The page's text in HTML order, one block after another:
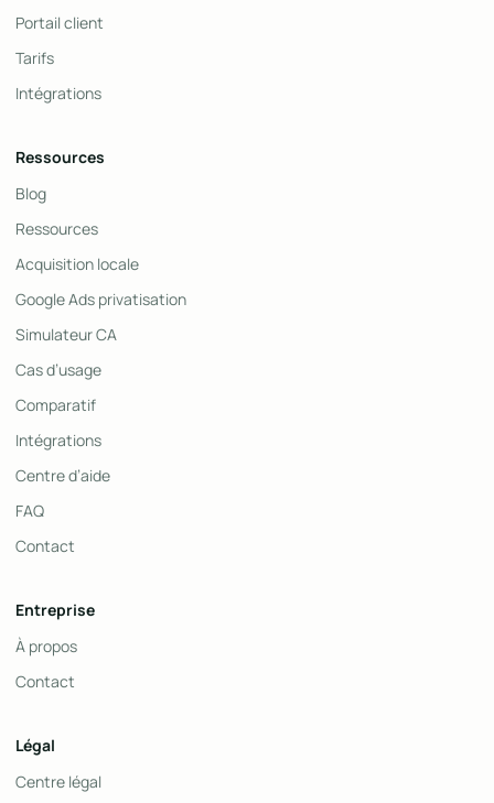
Portail client
Tarifs
Intégrations
Ressources
Blog
Ressources
Acquisition locale
Google Ads privatisation
Simulateur CA
Cas d’usage
Comparatif
Intégrations
Centre d’aide
FAQ
Contact
Entreprise
À propos
Contact
Légal
Centre légal